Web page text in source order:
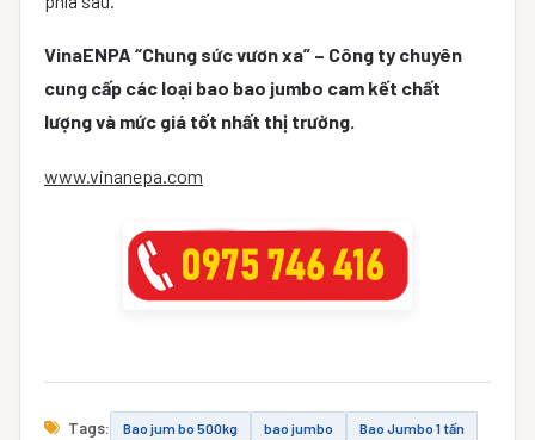
VinaENPA “Chung sức vươn xa” – Công ty chuyên
cung cấp các loại bao bao jumbo cam kết chất
lượng và mức giá tốt nhất thị trường.
www.vinanepa.com
Tags: Bao jum bo 500kg bao jumbo Bao Jumbo 1 tấn